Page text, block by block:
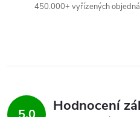
450.000+ vyřízených
Hodnocení